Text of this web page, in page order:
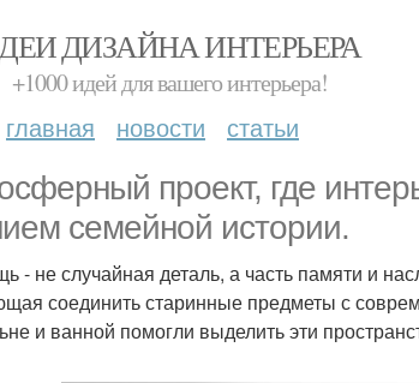
ДИЗАЙНА ИНТЕРЬЕРА
+1000 идей для вашего интерьера!
главная новости статьи
проект, где
семейной истории.
- не случайная деталь, а часть памяти и
соединить старинные предметы с
и ванной помогли выделить эти